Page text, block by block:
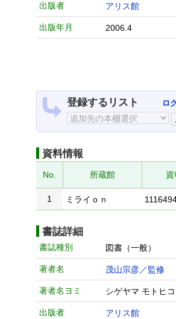
出版者 アリス館
出版年月 2006.4
登録するリスト ロ
資料情報
No. 所蔵館
1 ミライｏｎ
書誌詳細
書誌種別 図書（一般）
著者名 茂山宗彦／監修
著者名ヨミ シゲヤマ モトヒ
出版者 アリス館